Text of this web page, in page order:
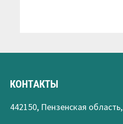
КОНТАКТЫ
442150, Пензенская область,